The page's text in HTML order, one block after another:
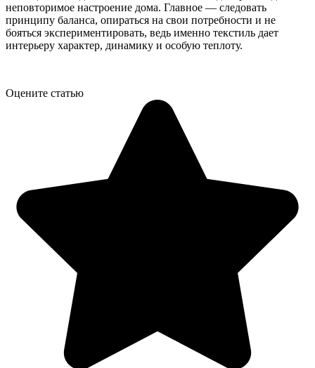
неповторимое настроение дома. Главное — следовать
принципу баланса, опираться на свои потребности и не
бояться экспериментировать, ведь именно текстиль дает
интерьеру характер, динамику и особую теплоту.
Оцените статью